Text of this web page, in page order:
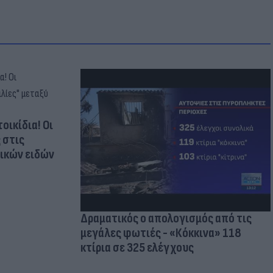
Οι
ειδών
Δραματικός ο απολογισμός από τις
μεγάλες φωτιές - «Κόκκινα» 118
κτίρια σε 325 ελέγχους